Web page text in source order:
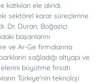
ele alındı.
sektörel karar süreçlerine
Dr. Duran, Boğaziçi
başarılarını
ve Ar-Ge firmalarına
sağladığı altyapı ve
büyütme fırsatı
Türkiye'nin teknoloji